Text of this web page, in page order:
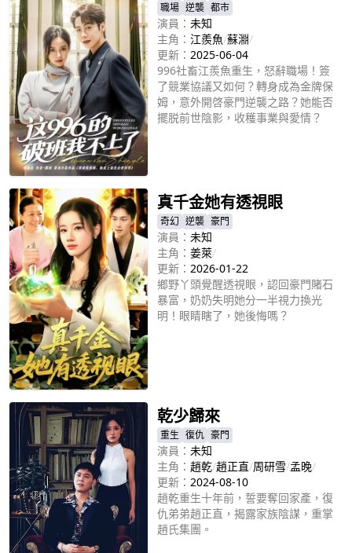
職場 逆襲 都市
演員： 未知
主角： 江羨魚/蘇淵/
更新： 2025-06-04
996社畜江羨魚重生，怒辭職場！簽
了競業協議又如何？轉身成為金牌保
姆，意外開啓豪門逆襲之路？她能否
擺脱前世陰影，收穫事業與愛情？
真千金她有透視眼
奇幻 逆襲 豪門
演員： 未知
主角： 姜萊/
更新： 2026-01-22
鄉野丫頭覺醒透視眼，認回豪門賭石
暴富，奶奶失明她分一半視力換光
明！眼睛瞎了，她後悔嗎？
乾少歸來
重生 復仇 豪門
演員： 未知
主角： 趙乾/趙正直/周研雪/孟晚/
更新： 2024-08-10
趙乾重生十年前，誓要奪回家產，復
仇弟弟趙正直，揭露家族陰謀，重掌
趙氏集團。